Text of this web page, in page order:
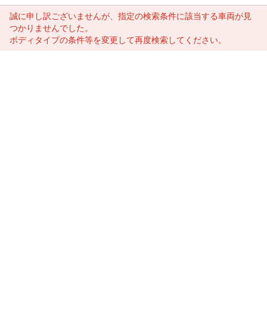
誠に申し訳ございませんが、指定の検索条件に該当する車両が見
つかりませんでした。
ボディタイプの条件等を変更して再度検索してください。